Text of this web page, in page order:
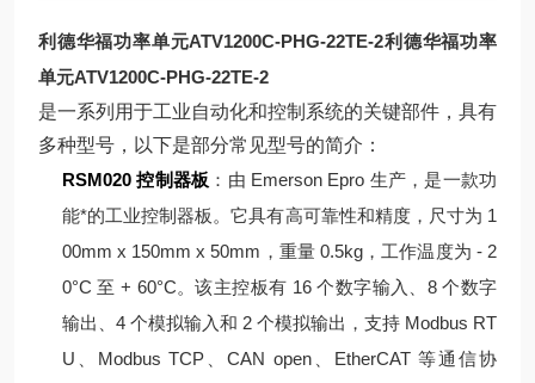
利德华福功率单元ATV1200C-PHG-22TE-2利德华福功率
单元ATV1200C-PHG-22TE-2
是一系列用于工业自动化和控制系统的关键部件，具有
多种型号，以下是部分常见型号的简介：
RSM020 控制器板 ：由 Emerson Epro 生产，是一款功
能*的工业控制器板。它具有高可靠性和精度，尺寸为 1
00mm x 150mm x 50mm，重量 0.5kg，工作温度为 - 2
0°C 至 + 60°C。该主控板有 16 个数字输入、8 个数字
输出、4 个模拟输入和 2 个模拟输出，支持 Modbus RT
U、Modbus TCP、CAN open、EtherCAT 等通信协